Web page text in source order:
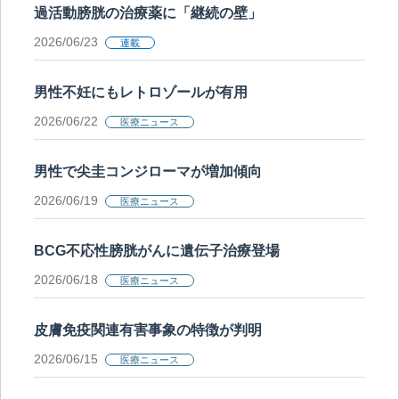
過活動膀胱の治療薬に「継続の壁」
2026/06/23 連載
男性不妊にもレトロゾールが有用
2026/06/22 医療ニュース
男性で尖圭コンジローマが増加傾向
2026/06/19 医療ニュース
BCG不応性膀胱がんに遺伝子治療登場
2026/06/18 医療ニュース
皮膚免疫関連有害事象の特徴が判明
2026/06/15 医療ニュース